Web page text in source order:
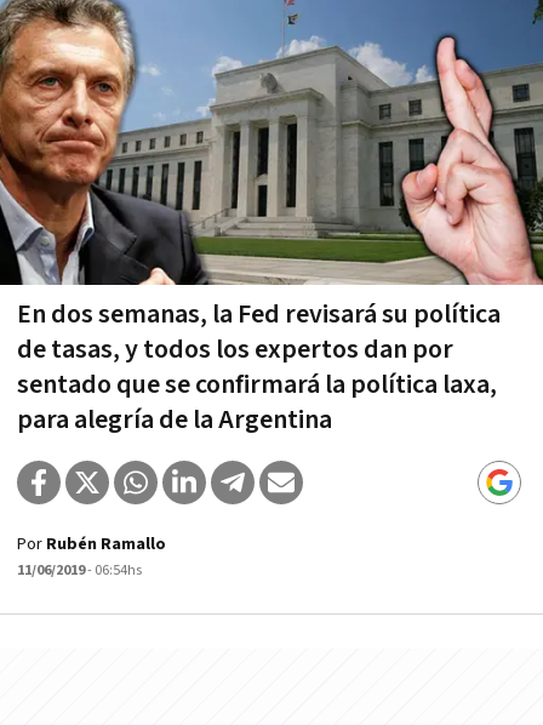
En dos semanas, la Fed revisará su política
de tasas, y todos los expertos dan por
sentado que se confirmará la política laxa,
para alegría de la Argentina
Por Rubén Ramallo
11/06/2019- 06:54hs